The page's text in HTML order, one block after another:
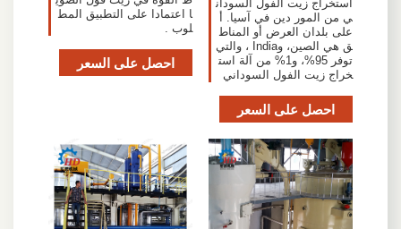
استخراج زيت الفول السودان
ي من المور دين في آسيا. أ
على بلدان العرض أو المناط
ق هي الصين، وIndia ، والتي
توفر 95%، و1% من آلة است
خراج زيت الفول السوداني
احصل على السعر
ا اعتمادا على التطبيق المط
لوب .
احصل على السعر